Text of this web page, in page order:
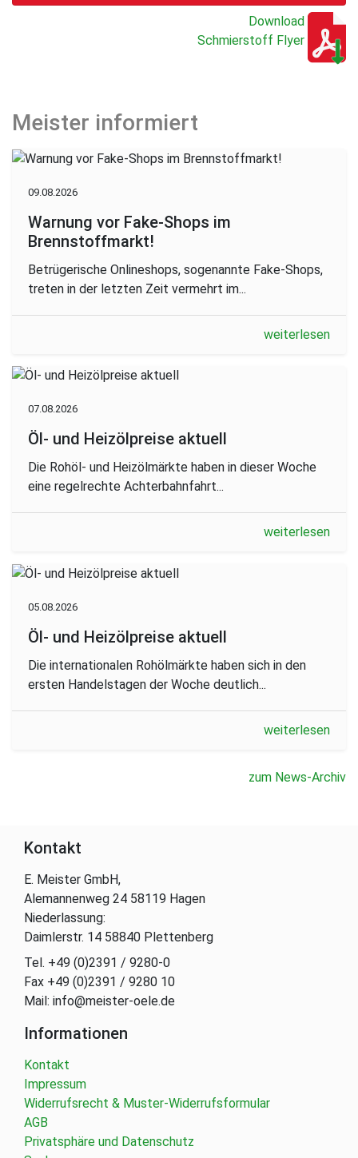
Download
Schmierstoff Flyer
Meister informiert
09.08.2026
Warnung vor Fake-Shops im
Brennstoffmarkt!
Betrügerische Onlineshops, sogenannte Fake-Shops,
treten in der letzten Zeit vermehrt im...
weiterlesen
07.08.2026
Öl- und Heizölpreise aktuell
Die Rohöl- und Heizölmärkte haben in dieser Woche
eine regelrechte Achterbahnfahrt...
weiterlesen
05.08.2026
Öl- und Heizölpreise aktuell
Die internationalen Rohölmärkte haben sich in den
ersten Handelstagen der Woche deutlich...
weiterlesen
zum News-Archiv
Kontakt
E. Meister GmbH,
Alemannenweg 24 58119 Hagen
Niederlassung:
Daimlerstr. 14 58840 Plettenberg
Tel. +49 (0)2391 / 9280-0
Fax +49 (0)2391 / 9280 10
Mail: info@meister-oele.de
Informationen
Kontakt
Impressum
Widerrufsrecht & Muster-Widerrufsformular
AGB
Privatsphäre und Datenschutz